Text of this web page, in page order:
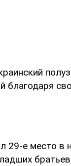
благодаря
29-е место в